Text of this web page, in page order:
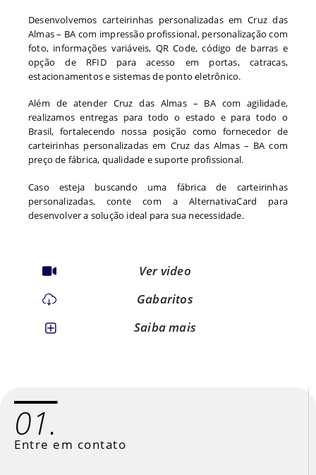
Desenvolvemos carteirinhas personalizadas em Cruz das
Almas – BA com impressão profissional, personalização com
foto, informações variáveis, QR Code, código de barras e
opção de RFID para acesso em portas, catracas,
estacionamentos e sistemas de ponto eletrônico.
Além de atender Cruz das Almas – BA com agilidade,
realizamos entregas para todo o estado e para todo o
Brasil, fortalecendo nossa posição como fornecedor de
carteirinhas personalizadas em Cruz das Almas – BA com
preço de fábrica, qualidade e suporte profissional.
Caso esteja buscando uma fábrica de carteirinhas
personalizadas, conte com a AlternativaCard para
desenvolver a solução ideal para sua necessidade.
Ver video
Gabaritos
Saiba mais
01.
Entre em contato